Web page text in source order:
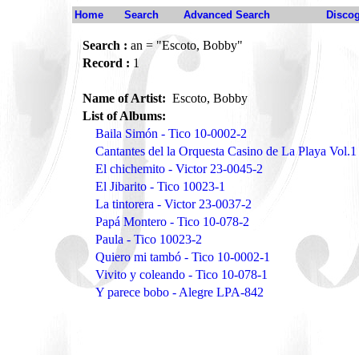
Home Search Advanced Search
Search : an = "Escoto, Bobby"
Record : 1
Name of Artist: Escoto, Bobby
List of Albums:
Baila Simón - Tico 10-0002-2
Cantantes del la Orquesta Casino de La Playa
El chichemito - Victor 23-0045-2
El Jibarito - Tico 10023-1
La tintorera - Victor 23-0037-2
Papá Montero - Tico 10-078-2
Paula - Tico 10023-2
Quiero mi tambó - Tico 10-0002-1
Vivito y coleando - Tico 10-078-1
Y parece bobo - Alegre LPA-842